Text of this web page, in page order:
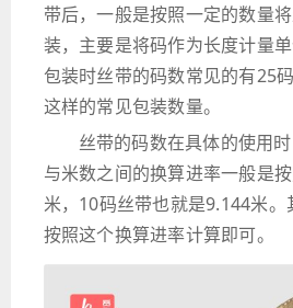
带后，一般是按照一定的数量
装，主要是将码作为长度计量
包装时丝带的码数常见的有25
这样的常见包装数量。
丝带的码数在具体的使用时
与米数之间的换算进率一般是
米，10码丝带也就是9.144米
按照这个换算进率计算即可。